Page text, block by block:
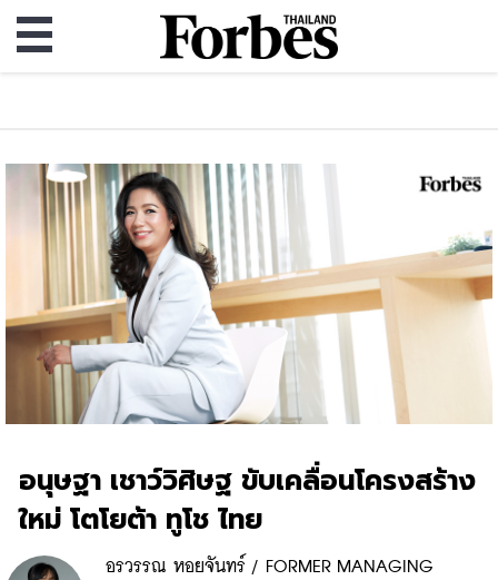
อนุษฐา เชาว์วิศิษฐ ขับเคลื่อนโครงสร้าง
ใหม่ โตโยต้า ทูโช ไทย
อรวรรณ หอยจันทร์ / FORMER MANAGING